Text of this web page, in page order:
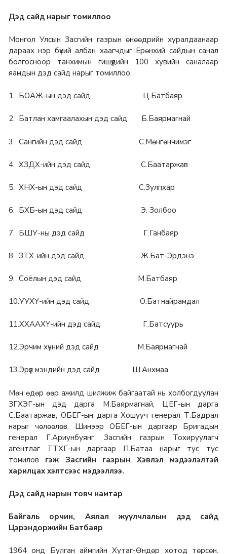
Дэд сайд нарыг томиллоо
Монгол Улсын Засгийн газрын өнөөдрийн хуралдаанаар
дараах нэр бүхий албан хаагчдыг Ерөнхий сайдын санал
болгосноор танхимын гишүүдийн 100 хувийн саналаар
яамдын дэд сайд нарыг томиллоо.
1. БОАЖ-ын дэд сайд Ц.Батбаяр
2. Батлан хамгаалахын дэд сайд Б.Баярмагнай
3. Сангийн дэд сайд С.Мөнгөнчимэг
4. ХЗДХ-ийн дэд сайд С.Баатаржав
5. ХНХ-ын дэд сайд С.Зулпхар
6. БХБ-ын дэд сайд Э. Золбоо
7. БШУ-ны дэд сайд Г.Ганбаяр
8. ЗТХ-ийн дэд сайд Ж.Бат-Эрдэнэ
9. Соёлын дэд сайд М.Батбаяр
10.УУХҮ-ийн дэд сайд О.Батнайрамдал
11.ХХААХҮ-ийн дэд сайд Г.Батсуурь
12.Эрчим хүчний дэд сайд М.Баярмагнай
13.Эрүүл мэндийн дэд сайд Ш.Анхмаа
Мөн өдөр өөр ажилд шилжиж байгаатай нь холбогдуулан
ЗГХЭГ-ын дэд дарга М.Баярмагнай, ЦЕГ-ын дарга
С.Баатаржав, ОБЕГ-ын дарга Хошууч генерал Т.Бадрал
нарыг чөлөөлөв. Шинээр ОБЕГ-ын даргаар Бригадын
генерал Г.Ариунбуянг, Засгийн газрын Тохируулагч
агентлаг ТТХГ-ын даргаар П.Батаа нарыг тус тус
томилов гэж Засгийн газрын Хэвлэл мэдээлэлтэй
харилцах хэлтсээс мэдээллээ.
Дэд сайд нарын товч намтар
Байгаль орчин, Аялал жуулчлалын дэд сайд
Цэрэндоржийн Батбаяр
1964 онд Булган аймгийн Хутаг-Өндөр хотод төрсөн.